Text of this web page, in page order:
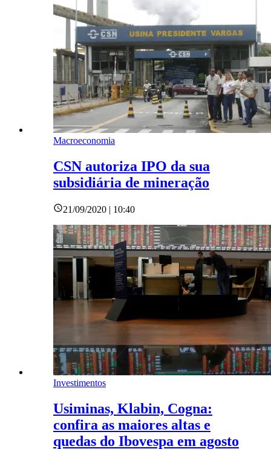
Macroeconomia
CSN autoriza IPO da sua
subsidiária de mineração
21/09/2020 | 10:40
Investimentos
Usiminas, Klabin, Cogna:
confira as maiores altas e
quedas do Ibovespa em agosto